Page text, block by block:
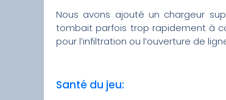
Nous avons ajouté un chargeur
tombait parfois trop rapidement à
pour l’infiltration ou l’ouverture de
Santé du jeu: